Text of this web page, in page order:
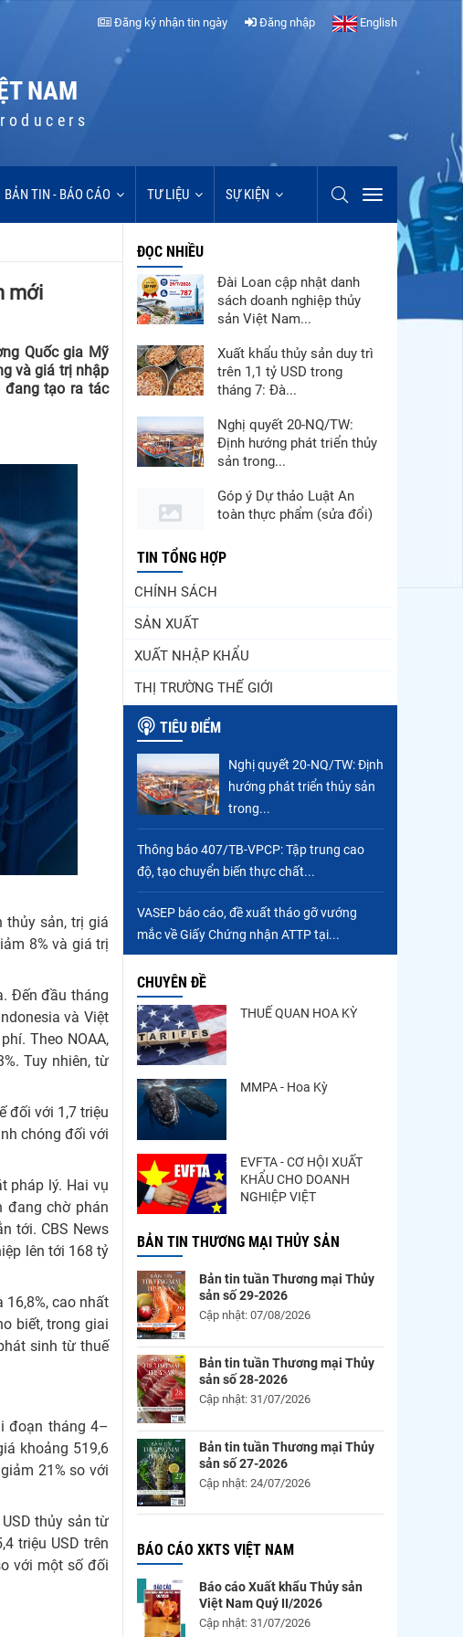
Đăng ký nhận tin ngày Đăng nhập English
NAM
BẢN TIN - BÁO CÁO TƯ LIỆU SỰ KIỆN
mới
Quốc gia Mỹ
và giá trị nhập
đang tạo ra tác
thủy sản, trị giá
8% và giá trị
Đến đầu tháng
và Việt
Theo NOAA,
Tuy nhiên, từ
đối với 1,7 triệu
chóng đối với
pháp lý. Hai vụ
đang chờ phán
tới. CBS News
lên tới 168 tỷ
cao nhất
biết, trong giai
sinh từ thuế
đoạn tháng 4–
khoảng 519,6
21% so với
thủy sản từ
triệu USD trên
với một số đối
ĐỌC NHIỀU
Đài Loan cập nhật danh
sách doanh nghiệp thủy
sản Việt Nam...
Xuất khẩu thủy sản duy trì
trên 1,1 tỷ USD trong
tháng 7: Đà...
Nghị quyết 20-NQ/TW:
Định hướng phát triển thủy
sản trong...
Góp ý Dự thảo Luật An
toàn thực phẩm (sửa đổi)
Thuế Mục 301 và bài toán
rô phi Trung Quốc tiếp tục
tăng
nhẹ, áp lực mới...
Xuất khẩu cá tra sang
CPTPP: Mở rộng cơ hội
cho hàng giá trị...
Trung Quốc tăng mạnh
nhập khẩu mực, trong khi
nguồn cung...
Điểm tin thủy sản thế giới
ngày 3/8/2026
TIN TỔNG HỢP
CHÍNH SÁCH
SẢN XUẤT
XUẤT NHẬP KHẨU
THỊ TRƯỜNG THẾ GIỚI
TIÊU ĐIỂM
Nghị quyết 20-NQ/TW: Định
hướng phát triển thủy sản
trong...
Thông báo 407/TB-VPCP: Tập trung cao
độ, tạo chuyển biến thực chất...
VASEP báo cáo, đề xuất tháo gỡ vướng
mắc về Giấy Chứng nhận ATTP tại...
CHUYÊN ĐỀ
THUẾ QUAN HOA KỲ
MMPA - Hoa Kỳ
EVFTA - CƠ HỘI XUẤT
KHẨU CHO DOANH
NGHIỆP VIỆT
BẢN TIN THƯƠNG MẠI THỦY SẢN
Bản tin tuần Thương mại Thủy
sản số 29-2026
Cập nhật: 07/08/2026
Bản tin tuần Thương mại Thủy
sản số 28-2026
Cập nhật: 31/07/2026
Bản tin tuần Thương mại Thủy
sản số 27-2026
Cập nhật: 24/07/2026
BÁO CÁO XKTS VIỆT NAM
Báo cáo Xuất khẩu Thủy sản
Việt Nam Quý II/2026
Cập nhật: 31/07/2026